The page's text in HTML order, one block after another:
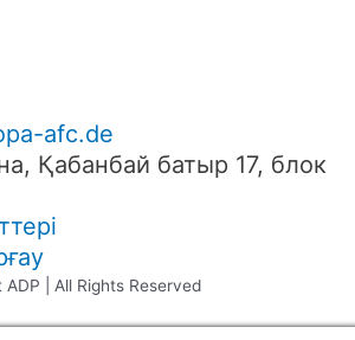
afc.de
Қабанбай батыр 17, блок
| All Rights Reserved